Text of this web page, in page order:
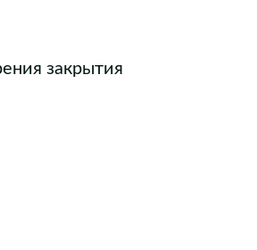
закрытия